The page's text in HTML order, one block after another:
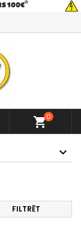
shopping_cart0
FILTRĒT